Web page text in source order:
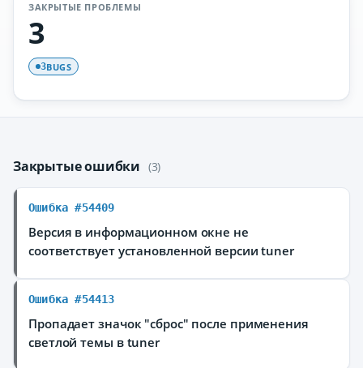
ЗАКРЫТЫЕ ПРОБЛЕМЫ
3
3BUGS
Закрытые ошибки (3)
Ошибка #54409
Версия в информационном окне не
соответствует установленной версии tuner
Ошибка #54413
Пропадает значок "сброс" после применения
светлой темы в tuner